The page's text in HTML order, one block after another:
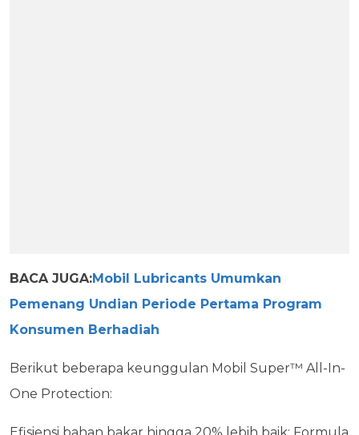
BACA JUGA:Mobil Lubricants Umumkan
Pemenang Undian Periode Pertama Program
Konsumen Berhadiah
Berikut beberapa keunggulan Mobil Super™ All-In-
One Protection: